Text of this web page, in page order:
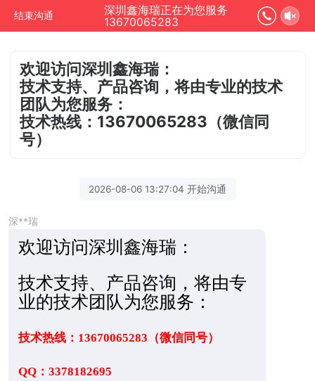
结束沟通
深圳鑫海瑞正在为您服务
13670065283
欢迎访问深圳鑫海瑞：
技术支持、产品咨询，将由专业的技术
团队为您服务：
技术热线：13670065283（微信同
号）
2026-08-06 13:27:04 开始沟通
深**瑞
欢迎访问深圳鑫海瑞：
技术支持、产品咨询，将由专
业的技术团队为您服务：
技术热线：13670065283（微信同号）
QQ：3378182695